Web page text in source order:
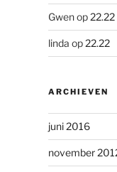
Gwenop22.22
linda op22.22
ARCHIEVEN
juni 2016
november